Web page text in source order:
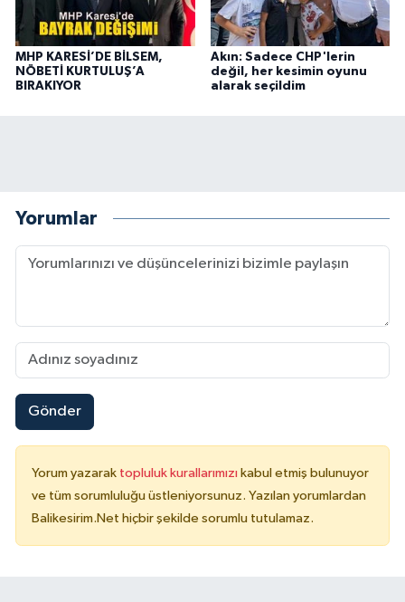
MHP KARESİ’DE BİLSEM,
NÖBETİ KURTULUŞ’A
BIRAKIYOR
Akın: Sadece CHP'lerin
değil, her kesimin oyunu
alarak seçildim
Yorumlar
Gönder
Yorum yazarak topluluk kurallarımızı kabul etmiş bulunuyor
ve tüm sorumluluğu üstleniyorsunuz. Yazılan yorumlardan
Balikesirim.Net hiçbir şekilde sorumlu tutulamaz.